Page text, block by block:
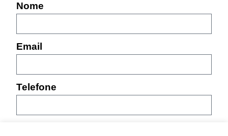
Nome
Email
Telefone